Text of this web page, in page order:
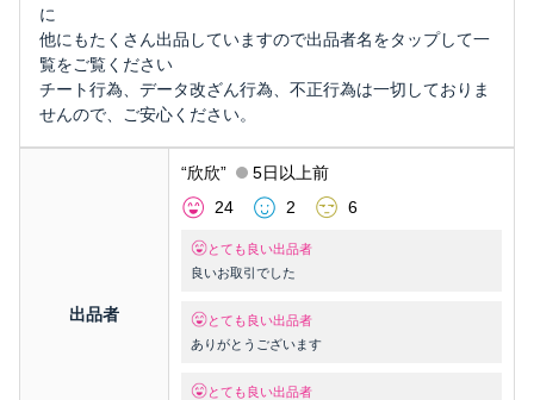
に
他にもたくさん出品していますので出品者名をタップして一
覧をご覧ください
チート行為、データ改ざん行為、不正行為は一切しておりま
せんので、ご安心ください。
出品者
“欣欣”
5日以上前
24
2 6
とても良い出品者
良いお取引でした
とても良い出品者
ありがとうございます
とても良い出品者